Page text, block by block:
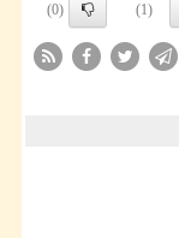
(1)
(0)